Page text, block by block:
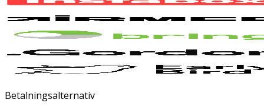
Betalningsalternativ